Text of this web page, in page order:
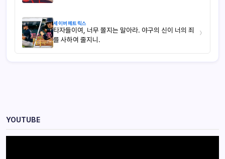
세이버메트릭스
타자들이여, 너무 쫄지는 말아라. 야구의 신이 너의 죄
를 사하여 줄지니.
›
YOUTUBE